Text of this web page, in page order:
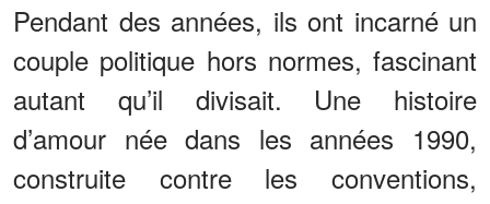
Pendant des années, ils ont incarné un
couple politique hors normes, fascinant
autant qu’il divisait. Une histoire
d’amour née dans les années 1990,
construite contre les conventions,